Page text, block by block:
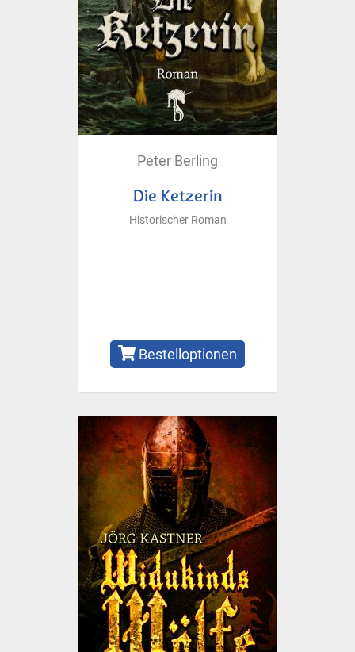
Peter Berling
Die Ketzerin
Historischer Roman
Bestelloptionen